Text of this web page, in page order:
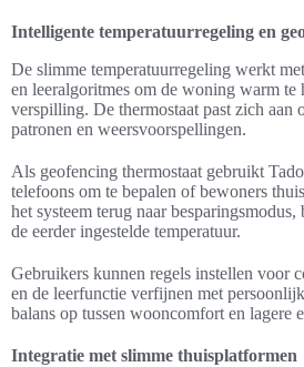
Intelligente temperatuurregeling en
De slimme temperatuurregeling werkt
en leeralgoritmes om de woning warm te
verspilling. De thermostaat past zich aan
patronen en weersvoorspellingen.
Als geofencing thermostaat gebruikt
telefoons om te bepalen of bewoners
het systeem terug naar
de eerder ingestelde temperatuur.
Gebruikers kunnen regels instellen voor
en de leerfunctie verfijnen met
balans op tussen wooncomfort en lagere
Integratie met slimme thuisplatformen